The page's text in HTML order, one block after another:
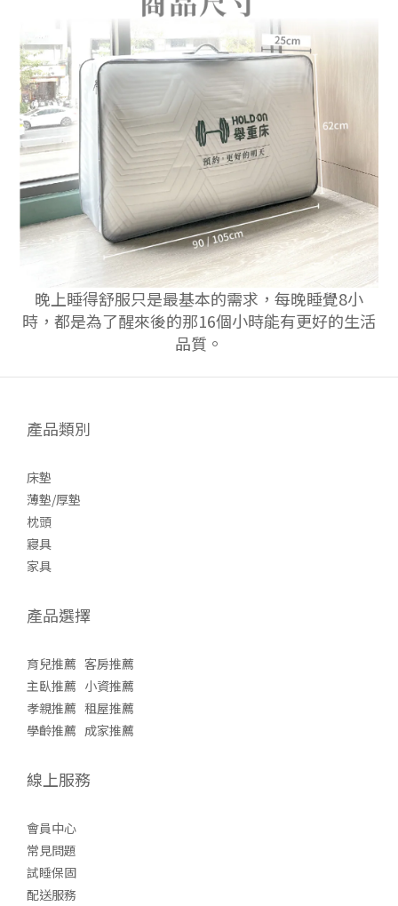
晚上睡得舒服只是最基本的需求，每晚睡覺8小
時，都是為了醒來後的那16個小時能有更好的生活
品質。
產品類別
床墊
薄墊/厚墊
枕頭
寢具
家具
產品選擇
育兒推薦 客房推薦
主臥推薦 小資推薦
孝親推薦 租屋推薦
學齡推薦 成家推薦
線上服務
會員中心
常見問題
試睡保固
配送服務